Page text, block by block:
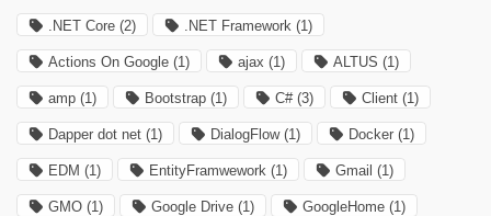
.NET Core (2) .NET Framework (1)
Actions On Google (1) ajax (1) ALTUS (1)
amp (1) Bootstrap (1) C#(3) Client (1)
Dapper dot net (1) DialogFlow(1) Docker (1)
EDM (1) EntityFramwework (1) Gmail (1)
GMO (1) Google Drive (1) GoogleHome (1)